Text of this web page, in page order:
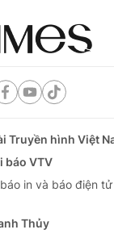
Podcast
VTV Thể
Truyền hình Việt
báo VTV
in và báo điện
Thủy